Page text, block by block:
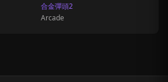
合金彈頭2
Arcade